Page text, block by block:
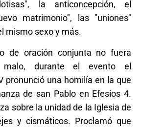
la anticoncepción, el
matrimonio", las "uniones"
mismo sexo y más.
de oración conjunta no fuera
malo, durante el evento el
pronunció una homilía en la que
de san Pablo en Efesios 4.
sobre la unidad de la Iglesia de
y cismáticos. Proclamó que